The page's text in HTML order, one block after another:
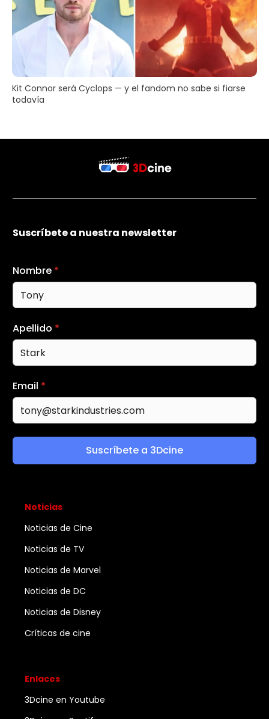
Kit Connor será Cyclops — y el fandom no sabe si fiarse
todavía
Suscríbete a nuestra newsletter
Nombre *
Apellido *
Email *
Suscríbete a 3Dcine
Noticias
Noticias de Cine
Noticias de TV
Noticias de Marvel
Noticias de DC
Noticias de Disney
Críticas de cine
Enlaces
3Dcine en Youtube